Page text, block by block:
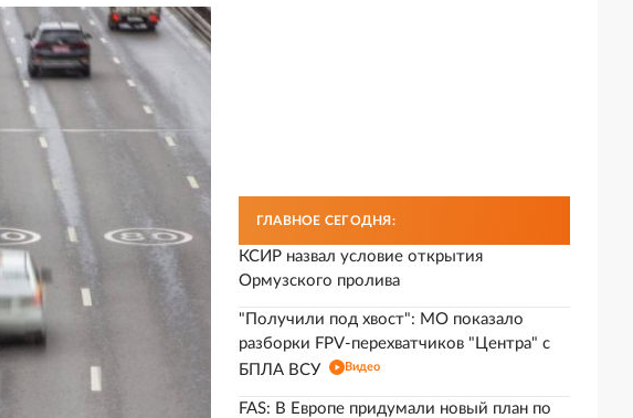
ГЛАВНОЕ СЕГОДНЯ:
КСИР назвал условие открытия
Ормузского пролива
"Получили под хвост": МО показало
разборки FPV-перехватчиков "Центра" с
БПЛА ВСУ
Видео
FAS: В Европе придумали новый план по